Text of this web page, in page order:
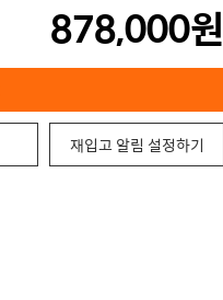
878,000원
재입고 알림 설정하기